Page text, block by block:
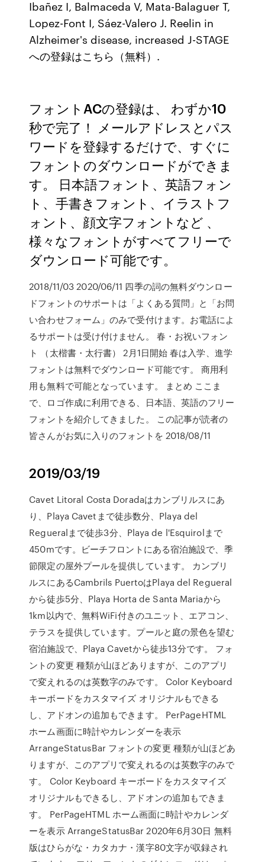
Ibañez I, Balmaceda V, Mata-Balaguer T,
Lopez-Font I, Sáez-Valero J. Reelin in
Alzheimer's disease, increased J-STAGE
への登録はこちら（無料）.
フォントACの登録は、 わずか10
秒で完了！ メールアドレスとパス
ワードを登録するだけで、すぐに
フォントのダウンロードができま
す。 日本語フォント、英語フォン
ト、手書きフォント、イラストフ
ォント、顔文字フォントなど 、
様々なフォントがすべてフリーで
ダウンロード可能です。
2018/11/03 2020/06/11 四季の詞の無料ダウンロー
ドフォントのサポートは「よくある質問」と「お問
い合わせフォーム」のみで受付けます。お電話によ
るサポートは受け付けません。 春・お祝いフォン
ト （太楷書・太行書） 2月1日開始 春は入学、進学
フォントは無料でダウンロード可能です。 商用利
用も無料で可能となっています。 まとめ ここま
で、ロゴ作成に利用できる、日本語、英語のフリー
フォントを紹介してきました。 この記事が読者の
皆さんがお気に入りのフォントを 2018/08/11
2019/03/19
Cavet Litoral Costa Doradaはカンブリルスにあ
り、Playa Cavetまで徒歩数分、Playa del
Regueralまで徒歩3分、Playa de l'Esquirolまで
450mです。ビーチフロントにある宿泊施設で、季
節限定の屋外プールを提供しています。 カンブリ
ルスにあるCambrils PuertoはPlaya del Regueral
から徒歩5分、Playa Horta de Santa Mariaから
1km以内で、無料WiFi付きのユニット、エアコン、
テラスを提供しています。プールと庭の景色を望む
宿泊施設で、Playa Cavetから徒歩13分です。 フォ
ントの変更 種類が山ほどありますが、このアプリ
で変えれるのは英数字のみです。 Color Keyboard
キーボードをカスタマイズ オリジナルもできる
し、アドオンの追加もできます。 PerPageHTML
ホーム画面に時計やカレンダーを表示
ArrangeStatusBar フォントの変更 種類が山ほどあ
りますが、このアプリで変えれるのは英数字のみで
す。 Color Keyboard キーボードをカスタマイズ
オリジナルもできるし、アドオンの追加もできま
す。 PerPageHTML ホーム画面に時計やカレンダ
ーを表示 ArrangeStatusBar 2020年6月30日 無料
版はひらがな・カタカナ・漢字80文字が収録され